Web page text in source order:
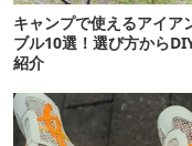
キャンプで使えるアイア
ブル10選！選び方から
紹介